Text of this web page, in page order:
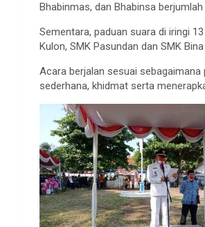
Bhabinmas, dan Bhabinsa berjumlah
Sementara, paduan suara di iringi
Kulon, SMK Pasundan dan SMK
Acara berjalan sesuai
sederhana, khidmat serta